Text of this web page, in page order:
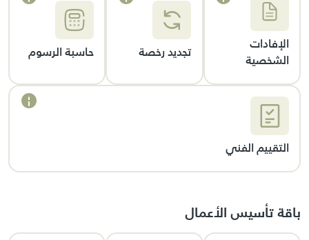
الإفادات
الشخصية
تجديد رخصة حاسبة الرسوم
التقييم الفني
باقة تأسيس الأعمال